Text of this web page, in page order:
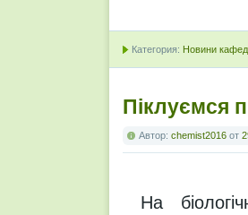
Категория: Новини
Піклуємся
Автор: chemist2016 от
На